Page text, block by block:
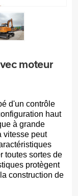
moteur
d'un contrôle
haut
à grande
vitesse peut
toutes sortes de
protègent
construction de